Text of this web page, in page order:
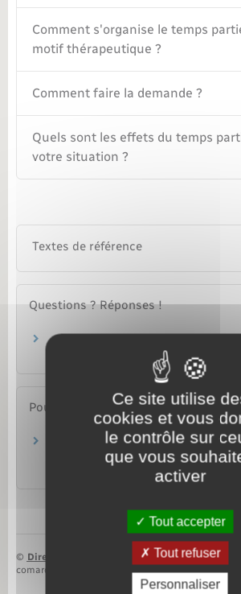
Voirie et espace public
Comment s'organise le temps
motif thérapeutique ?
Comment faire la demande ?
Quels sont les effets du temps
votre situation ?
Textes de référence
Questions ? Réponses !
Un fonctionnaire peut-il
partiel thérapeutique ?
Pour en savoir plus
Foire aux questions : le temps
motif thérapeutique dans la FPE
Ministère chargé de la fonction publique
© Direction de l’information légale et
comarquage developpé parbaseo.io
Ce site utilise
cookies et vous
le contrôle sur
que vous
activer
Tout accepter
Tout refuser
Personnaliser